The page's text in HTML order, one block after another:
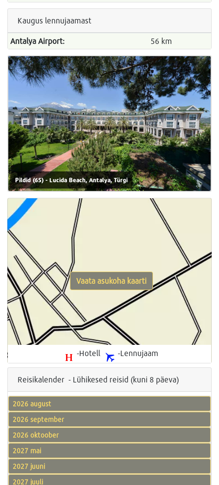
Kaugus lennujaamast
Antalya Airport: 56 km
Pildid (65) - Lucida Beach, Antalya, Türgi
-Hotell -Lennujaam
Vaata asukoha kaarti
Reisikalender - Lühikesed reisid (kuni 8 päeva)
2026 august
2026 september
2026 oktoober
2027 mai
2027 juuni
2027 juuli